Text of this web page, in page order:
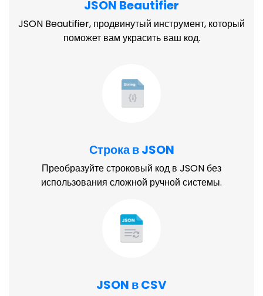
JSON Beautifier
JSON Beautifier, продвинутый инструмент, который
поможет вам украсить ваш код.
Строка в JSON
Преобразуйте строковый код в JSON без
использования сложной ручной системы.
JSON в CSV